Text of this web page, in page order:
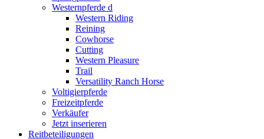
Westernpferde d
Western Riding
Reining
Cowhorse
Cutting
Western Pleasure
Trail
Versatility Ranch Horse
Voltigierpferde
Freizeitpferde
Verkäufer
Jetzt inserieren
Reitbeteiligungen